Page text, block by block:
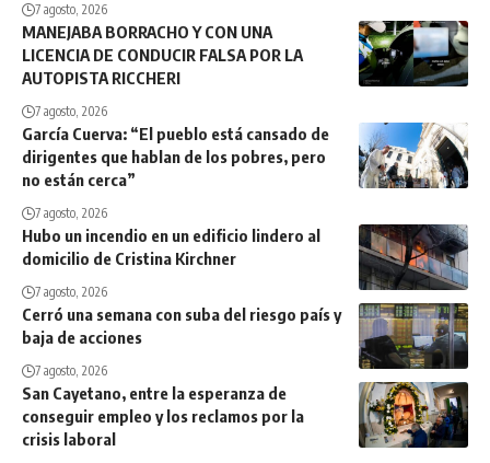
7 agosto, 2026
MANEJABA BORRACHO Y CON UNA
LICENCIA DE CONDUCIR FALSA POR LA
AUTOPISTA RICCHERI
7 agosto, 2026
García Cuerva: “El pueblo está cansado de
dirigentes que hablan de los pobres, pero
no están cerca”
7 agosto, 2026
Hubo un incendio en un edificio lindero al
domicilio de Cristina Kirchner
7 agosto, 2026
Cerró una semana con suba del riesgo país y
baja de acciones
7 agosto, 2026
San Cayetano, entre la esperanza de
conseguir empleo y los reclamos por la
crisis laboral